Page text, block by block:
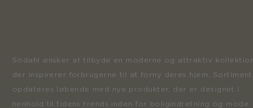
Södahl ønsker at tilbyde en moderne og attraktiv
der inspirerer forbrugerne til at forny deres hjem.
opdateres løbende med nye produkter, der er designet i
henhold til tidens trends inden for boligindretning og mode.